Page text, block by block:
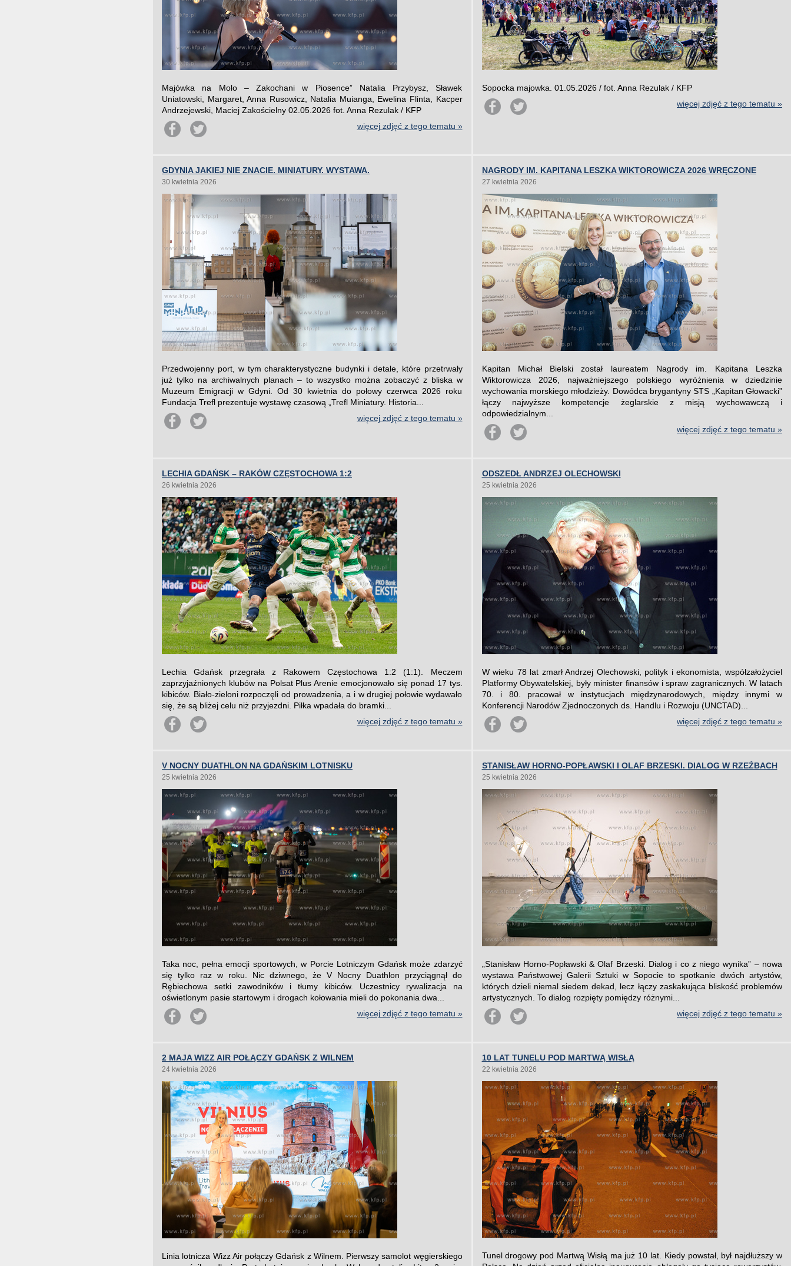
Majówka na Molo – Zakochani w Piosence” Natalia Przybysz, Sławek
Uniatowski, Margaret, Anna Rusowicz, Natalia Muianga, Ewelina Flinta, Kacper
Andrzejewski, Maciej Zakościelny 02.05.2026 fot. Anna Rezulak / KFP
więcej zdjęć z tego tematu »
Sopocka majowka. 01.05.2026 / fot. Anna Rezulak / KFP
więcej zdjęć z tego tematu »
GDYNIA JAKIEJ NIE ZNACIE. MINIATURY. WYSTAWA.
30 kwietnia 2026
Przedwojenny port, w tym charakterystyczne budynki i detale, które przetrwały
już tylko na archiwalnych planach – to wszystko można zobaczyć z bliska w
Muzeum Emigracji w Gdyni. Od 30 kwietnia do połowy czerwca 2026 roku
Fundacja Trefl prezentuje wystawę czasową „Trefl Miniatury. Historia...
więcej zdjęć z tego tematu »
NAGRODY IM. KAPITANA LESZKA WIKTOROWICZA 2026 WRĘCZONE
27 kwietnia 2026
Kapitan Michał Bielski został laureatem Nagrody im. Kapitana Leszka
Wiktorowicza 2026, najważniejszego polskiego wyróżnienia w dziedzinie
wychowania morskiego młodzieży. Dowódca brygantyny STS „Kapitan Głowacki”
łączy najwyższe kompetencje żeglarskie z misją wychowawczą i
odpowiedzialnym...
więcej zdjęć z tego tematu »
LECHIA GDAŃSK – RAKÓW CZĘSTOCHOWA 1:2
26 kwietnia 2026
Lechia Gdańsk przegrała z Rakowem Częstochowa 1:2 (1:1). Meczem
zaprzyjaźnionych klubów na Polsat Plus Arenie emocjonowało się ponad 17 tys.
kibiców. Biało-zieloni rozpoczęli od prowadzenia, a i w drugiej połowie wydawało
się, że są bliżej celu niż przyjezdni. Piłka wpadała do bramki...
więcej zdjęć z tego tematu »
ODSZEDŁ ANDRZEJ OLECHOWSKI
25 kwietnia 2026
W wieku 78 lat zmarł Andrzej Olechowski, polityk i ekonomista, współzałożyciel
Platformy Obywatelskiej, były minister finansów i spraw zagranicznych. W latach
70. i 80. pracował w instytucjach międzynarodowych, między innymi w
Konferencji Narodów Zjednoczonych ds. Handlu i Rozwoju (UNCTAD)...
więcej zdjęć z tego tematu »
V NOCNY DUATHLON NA GDAŃSKIM LOTNISKU
25 kwietnia 2026
Taka noc, pełna emocji sportowych, w Porcie Lotniczym Gdańsk może zdarzyć
się tylko raz w roku. Nic dziwnego, że V Nocny Duathlon przyciągnął do
Rębiechowa setki zawodników i tłumy kibiców. Uczestnicy rywalizacja na
oświetlonym pasie startowym i drogach kołowania mieli do pokonania dwa...
więcej zdjęć z tego tematu »
STANISŁAW HORNO-POPŁAWSKI I OLAF BRZESKI. DIALOG W RZEŹBACH
25 kwietnia 2026
„Stanisław Horno-Popławski & Olaf Brzeski. Dialog i co z niego wynika” – nowa
wystawa Państwowej Galerii Sztuki w Sopocie to spotkanie dwóch artystów,
których dzieli niemal siedem dekad, lecz łączy zaskakująca bliskość problemów
artystycznych. To dialog rozpięty pomiędzy różnymi...
więcej zdjęć z tego tematu »
2 MAJA WIZZ AIR POŁĄCZY GDAŃSK Z WILNEM
24 kwietnia 2026
Linia lotnicza Wizz Air połączy Gdańsk z Wilnem. Pierwszy samolot węgierskiego
10 LAT TUNELU POD MARTWĄ WISŁĄ
22 kwietnia 2026
Tunel drogowy pod Martwą Wisłą ma już 10 lat. Kiedy powstał, był najdłuższy w